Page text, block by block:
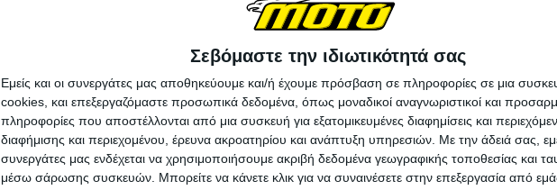
Σεβόμαστε την ιδιωτικότητά σας
Εμείς και οι συνεργάτες μας αποθηκεύουμε και/ή έχουμε πρόσβαση σε πληροφορίες σε μια
cookies, και επεξεργαζόμαστε προσωπικά δεδομένα, όπως μοναδικοί αναγνωριστικοί και
πληροφορίες που αποστέλλονται από μια συσκευή για εξατομικευμένες διαφημίσεις και
διαφήμισης και περιεχομένου, έρευνα ακροατηρίου και ανάπτυξη υπηρεσιών. Με την άδειά σας,
συνεργάτες μας ενδέχεται να χρησιμοποιήσουμε ακριβή δεδομένα γεωγραφικής τοποθεσίας και
μέσω σάρωσης συσκευών. Μπορείτε να κάνετε κλικ για να συναινέσετε στην επεξεργασία από